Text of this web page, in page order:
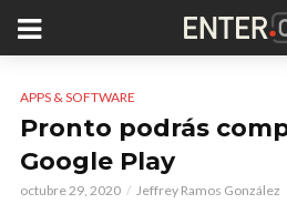
APPS & SOFTWARE
Pronto podrás
Google Play
octubre 29, 2020 Jeffrey Ramos González